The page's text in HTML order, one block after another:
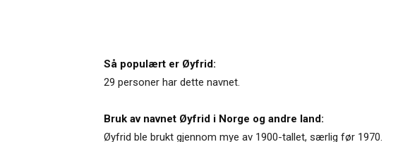
Så populært er Øyfrid:
29 personer har dette navnet.
Bruk av navnet Øyfrid i Norge og andre land:
Øyfrid ble brukt gjennom mye av 1900-tallet, særlig før 1970.